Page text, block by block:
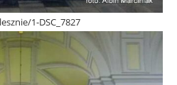
1-DSC_7827